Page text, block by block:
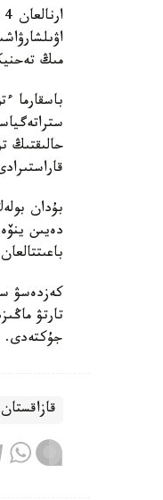
مىڭ
باسقارما
حالىقتىڭ
بۇدان
دەيىن
باعىتتالعان 26 جوبانى ەنگىزۋ جوسپارلانىپ وتىر.
كەزدەسۋ
تارتۋ
جۇكتەدى.